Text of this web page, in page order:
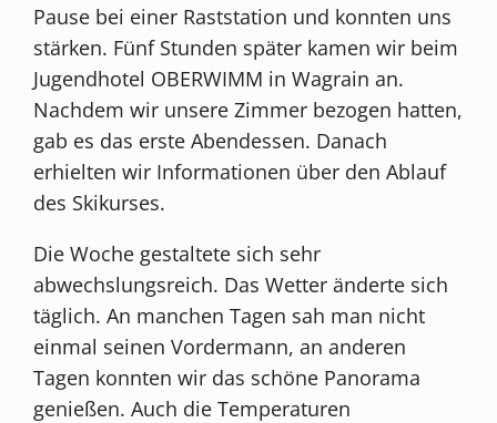
Pause bei einer Raststation und konnten uns
stärken. Fünf Stunden später kamen wir beim
Jugendhotel OBERWIMM in Wagrain an.
Nachdem wir unsere Zimmer bezogen hatten,
gab es das erste Abendessen. Danach
erhielten wir Informationen über den Ablauf
des Skikurses.
Die Woche gestaltete sich sehr
abwechslungsreich. Das Wetter änderte sich
täglich. An manchen Tagen sah man nicht
einmal seinen Vordermann, an anderen
Tagen konnten wir das schöne Panorama
genießen. Auch die Temperaturen